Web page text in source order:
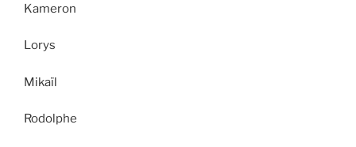
Kameron
Lorys
Mikaïl
Rodolphe